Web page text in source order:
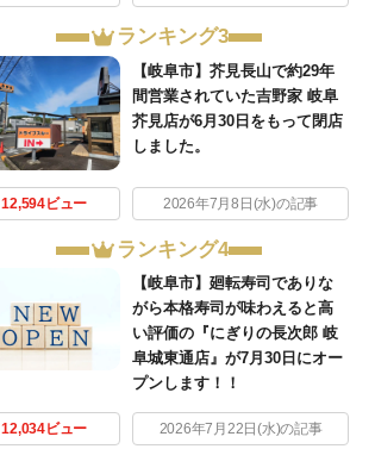
ランキング3
【岐阜市】芥見長山で約29年
間営業されていた吉野家 岐阜
芥見店が6月30日をもって閉店
しました。
12,594ビュー 2026年7月8日(水)の記事
ランキング4
【岐阜市】廻転寿司でありな
がら本格寿司が味わえると高
い評価の『にぎりの長次郎 岐
阜城東通店』が7月30日にオー
プンします！！
12,034ビュー 2026年7月22日(水)の記事